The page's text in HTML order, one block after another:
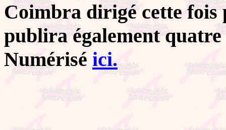
Coimbra dirigé cette
publira également
Numérisé ici.